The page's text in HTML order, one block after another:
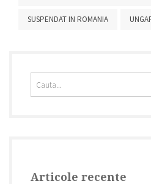
SUSPENDAT IN ROMANIA
Articole recente